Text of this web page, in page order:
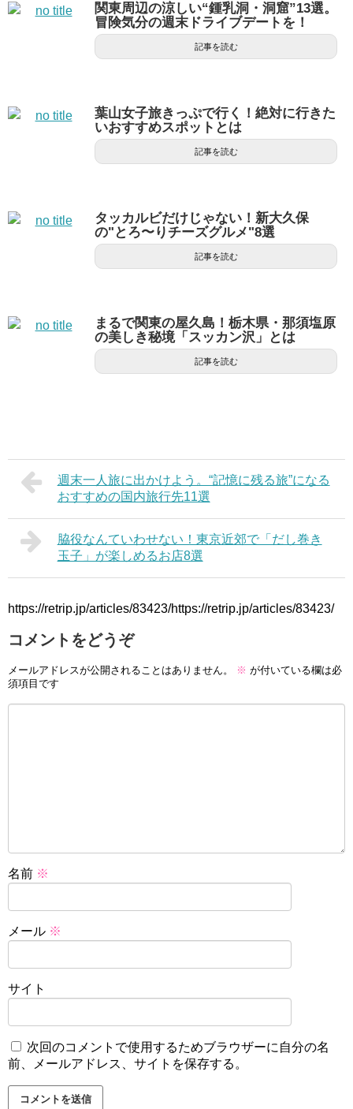
関東周辺の涼しい“鍾乳洞・洞窟”13選。
冒険気分の週末ドライブデートを！
記事を読む
葉山女子旅きっぷで行く！絶対に行きた
いおすすめスポットとは
記事を読む
タッカルビだけじゃない！新大久保
の"とろ〜りチーズグルメ"8選
記事を読む
まるで関東の屋久島！栃木県・那須塩原
の美しき秘境「スッカン沢」とは
記事を読む
週末一人旅に出かけよう。“記憶に残る旅”になる
おすすめの国内旅行先11選
脇役なんていわせない！東京近郊で「だし巻き
玉子」が楽しめるお店8選
https://retrip.jp/articles/83423/https://retrip.jp/articles/83423/
コメントをどうぞ
メールアドレスが公開されることはありません。 ※ が付いている欄は必
須項目です
名前 ※
メール ※
サイト
次回のコメントで使用するためブラウザーに自分の名
前、メールアドレス、サイトを保存する。